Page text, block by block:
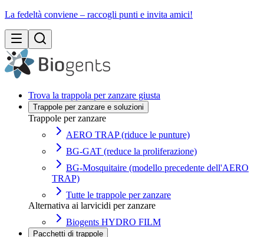
La fedeltà conviene – raccogli punti e invita amici!
Trova la trappola per zanzare giusta
Trappole per zanzare e soluzioni
Trappole per zanzare
AERO TRAP (riduce le punture)
BG-GAT (reduce la proliferazione)
BG-Mosquitaire (modello precedente dell'AERO
TRAP)
Tutte le trappole per zanzare
Alternativa ai larvicidi per zanzare
Biogents HYDRO FILM
Pacchetti di trappole